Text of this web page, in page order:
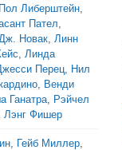
Пол Либерштейн,
Пател,
Новак, Линн
, Линда
Перец, Нил
, Венди
Ганатра, Рэйчел
Лэнг Фишер
, Гейб Миллер,